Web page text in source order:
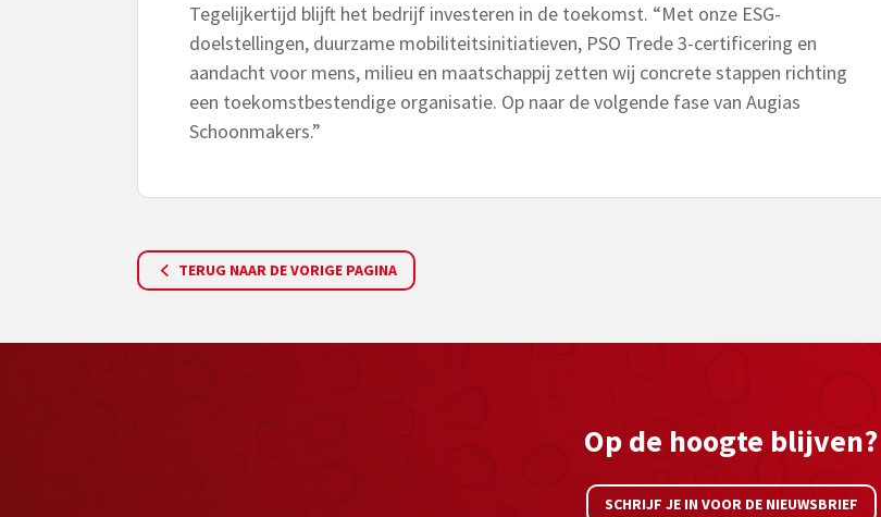
Tegelijkertijd blijft het bedrijf investeren in de toekomst. “Met onze ESG-
doelstellingen, duurzame mobiliteitsinitiatieven, PSO Trede 3-certificering en
aandacht voor mens, milieu en maatschappij zetten wij concrete stappen richting
een toekomstbestendige organisatie. Op naar de volgende fase van Augias
Schoonmakers.”
TERUG NAAR DE VORIGE PAGINA
Op de hoogte blijven?
SCHRIJF JE IN VOOR DE NIEUWSBRIEF